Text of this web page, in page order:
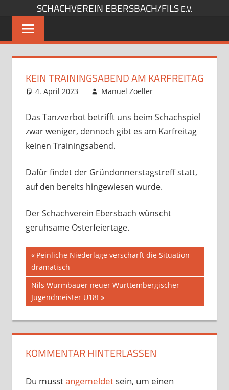
springen
SCHACHVEREIN EBERSBACH/FILS E.V.
KEIN TRAININGSABEND AM KARFREITAG
4. April 2023 Manuel Zoeller
Das Tanzverbot betrifft uns beim Schachspiel
zwar weniger, dennoch gibt es am Karfreitag
keinen Trainingsabend.
Dafür findet der Gründonnerstagstreff statt,
auf den bereits hingewiesen wurde.
Der Schachverein Ebersbach wünscht
geruhsame Osterfeiertage.
Beitragsnavigation
Vorheriger
Beitrag:
Peinliche Niederlage verschärft die Situation
dramatisch
Nächster
Beitrag:
Nils Wurmbauer neuer Württembergischer
Jugendmeister U18!
KOMMENTAR HINTERLASSEN
Du musstangemeldetsein, um einen